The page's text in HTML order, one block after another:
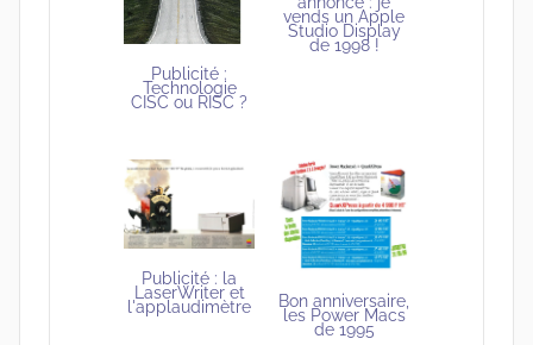
Publicité :
Technologie
CISC ou RISC ?
vends un Apple
Studio Display
de 1998 !
Publicité : la
LaserWriter et
l'applaudimètre Bon anniversaire,
les Power Macs
de 1995